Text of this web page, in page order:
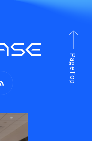
ーティング
ィス紹介
エンス
ト
# セミナー
ト
PageTop